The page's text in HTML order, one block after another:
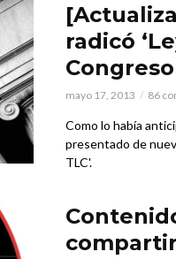
radicó
mayo 17, 2013 86
Como lo había
presentado de
TLC'.